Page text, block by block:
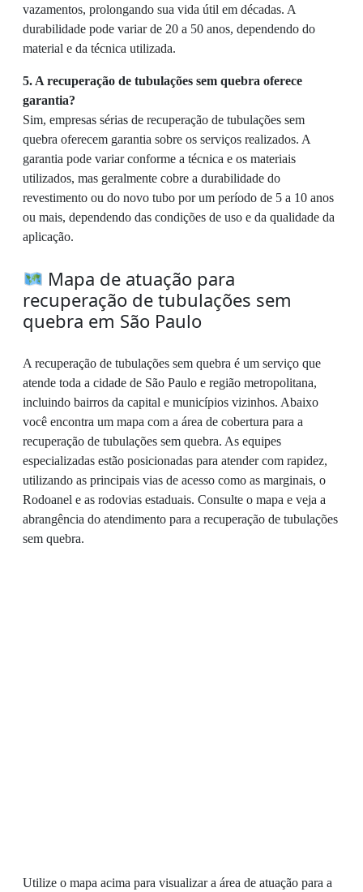
vazamentos, prolongando sua vida útil em décadas. A
durabilidade pode variar de 20 a 50 anos, dependendo do
material e da técnica utilizada.
5. A recuperação de tubulações sem quebra oferece
garantia?
Sim, empresas sérias de recuperação de tubulações sem
quebra oferecem garantia sobre os serviços realizados. A
garantia pode variar conforme a técnica e os materiais
utilizados, mas geralmente cobre a durabilidade do
revestimento ou do novo tubo por um período de 5 a 10 anos
ou mais, dependendo das condições de uso e da qualidade da
aplicação.
Mapa de atuação para
recuperação de tubulações sem
quebra em São Paulo
A recuperação de tubulações sem quebra é um serviço que
atende toda a cidade de São Paulo e região metropolitana,
incluindo bairros da capital e municípios vizinhos. Abaixo
você encontra um mapa com a área de cobertura para a
recuperação de tubulações sem quebra. As equipes
especializadas estão posicionadas para atender com rapidez,
utilizando as principais vias de acesso como as marginais, o
Rodoanel e as rodovias estaduais. Consulte o mapa e veja a
abrangência do atendimento para a recuperação de tubulações
sem quebra.
Utilize o mapa acima para visualizar a área de atuação para a